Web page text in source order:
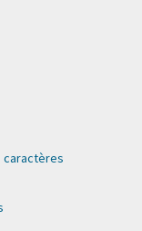
caractères